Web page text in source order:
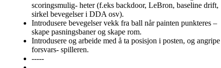
scoringsmulig- heter (f.eks backdoor, LeBron, baseline drift,
sirkel bevegelser i DDA osv).
Introdusere bevegelser vekk fra ball når painten punkteres –
skape pasningsbaner og skape rom.
Introdusere og arbeide med å ta posisjon i posten, og angripe
forsvars- spilleren.
-----